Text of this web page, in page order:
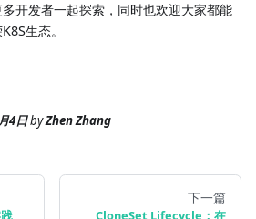
开发者一起探索，同时也欢迎大家都能
生态。
4日byZhen Zhang
下一篇
CloneSet Lifecycle：在